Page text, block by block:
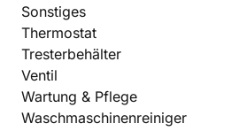
Sonstiges
Thermostat
Tresterbehälter
Ventil
Wartung & Pflege
Waschmaschinenreiniger